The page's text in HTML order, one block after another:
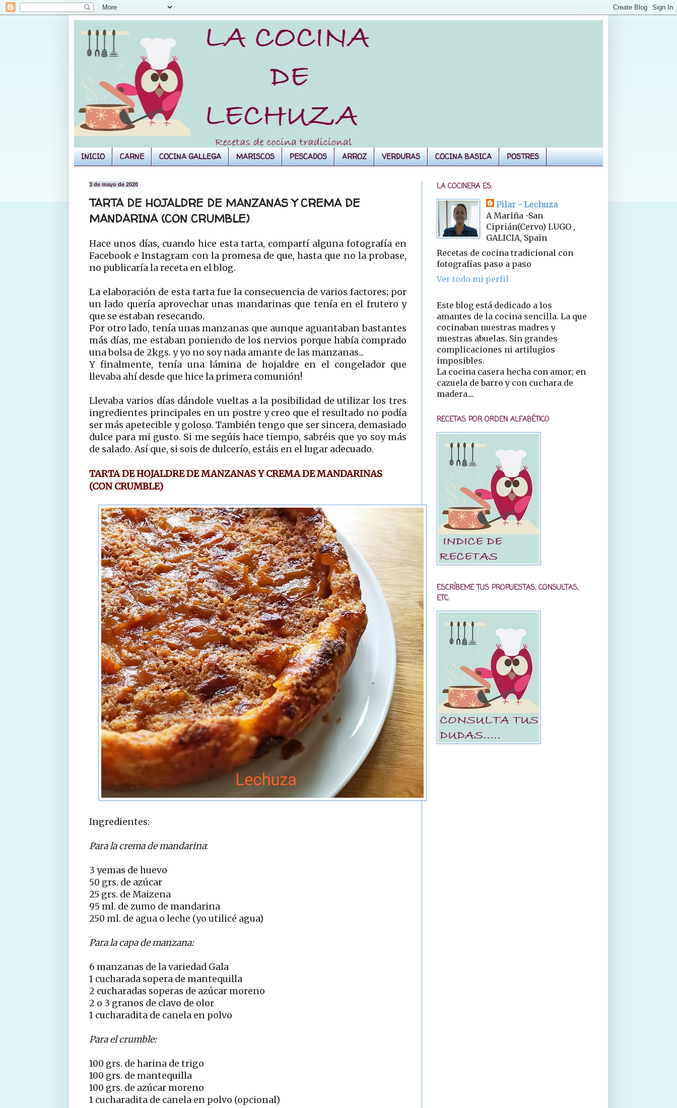
INICIO CARNE COCINA GALLEGA MARISCOS PESCADOS ARROZ VERDURAS COCINA BASICA POSTRES
3 de mayo de 2020
TARTA DE HOJALDRE DE MANZANAS Y CREMA DE
MANDARINA (CON CRUMBLE)
Hace unos días, cuando hice esta tarta, compartí alguna fotografía en
Facebook e Instagram con la promesa de que, hasta que no la probase,
no publicaría la receta en el blog.
La elaboración de esta tarta fue la consecuencia de varios factores; por
un lado quería aprovechar unas mandarinas que tenía en el frutero y
que se estaban resecando.
Por otro lado, tenía unas manzanas que aunque aguantaban bastantes
más días, me estaban poniendo de los nervios porque había comprado
una bolsa de 2kgs. y yo no soy nada amante de las manzanas...
Y finalmente, tenía una lámina de hojaldre en el congelador que
llevaba ahí desde que hice la primera comunión!
Llevaba varios días dándole vueltas a la posibilidad de utilizar los tres
ingredientes principales en un postre y creo que el resultado no podía
ser más apetecible y goloso. También tengo que ser sincera, demasiado
dulce para mi gusto. Si me segúis hace tiempo, sabréis que yo soy más
de salado. Así que, si sois de dulcerío, estáis en el lugar adecuado.
TARTA DE HOJALDRE DE MANZANAS Y CREMA DE MANDARINAS
(CON CRUMBLE)
Ingredientes:
Para la crema de mandarina:
3 yemas de huevo
50 grs. de azúcar
25 grs. de Maizena
95 ml. de zumo de mandarina
250 ml. de agua o leche (yo utilicé agua)
Para la capa de manzana:
6 manzanas de la variedad Gala
1 cucharada sopera de mantequilla
2 cucharadas soperas de azúcar moreno
2 o 3 granos de clavo de olor
1 cucharadita de canela en polvo
Para el crumble:
100 grs. de harina de trigo
100 grs. de mantequilla
100 grs. de azúcar moreno
1 cucharadita de canela en polvo (opcional)
LA COCINERA ES:
Pilar - Lechuza
A Mariña -San
Ciprián(Cervo) LUGO ,
GALICIA, Spain
Recetas de cocina tradicional con
fotografías paso a paso
Ver todo mi perfil
Este blog está dedicado a los
amantes de la cocina sencilla. La que
cocinaban nuestras madres y
nuestras abuelas. Sin grandes
complicaciones ni artilugios
imposibles.
La cocina casera hecha con amor; en
cazuela de barro y con cuchara de
madera....
RECETAS POR ORDEN ALFABÉTICO
ESCRÍBEME TUS PROPUESTAS, CONSULTAS,
ETC: